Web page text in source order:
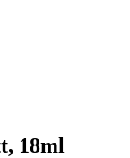
18ml